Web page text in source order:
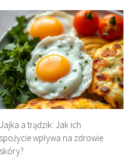
Jajka a trądzik: Jak ich
spożycie wpływa na zdrowie
skóry?